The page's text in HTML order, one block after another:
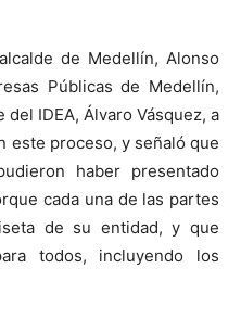
de Medellín, Alonso
Públicas de Medellín,
IDEA, Álvaro Vásquez, a
este proceso, y señaló que
haber presentado
cada una de las partes
de su entidad, y que
todos, incluyendo los